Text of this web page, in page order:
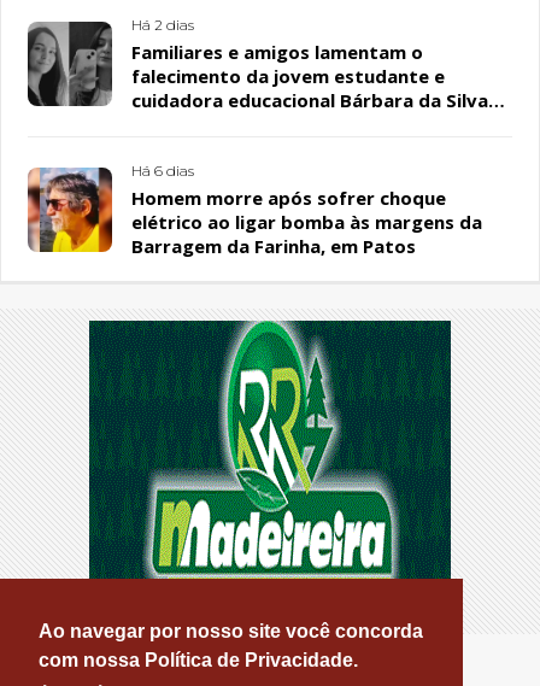
Ao navegar por nosso site você concorda
com nossa Política de Privacidade.
Há 2 dias
Familiares e amigos lamentam o
falecimento da jovem estudante e
cuidadora educacional Bárbara da Silva
Há 6 dias
Homem morre após sofrer choque
elétrico ao ligar bomba às margens da
Barragem da Farinha, em Patos